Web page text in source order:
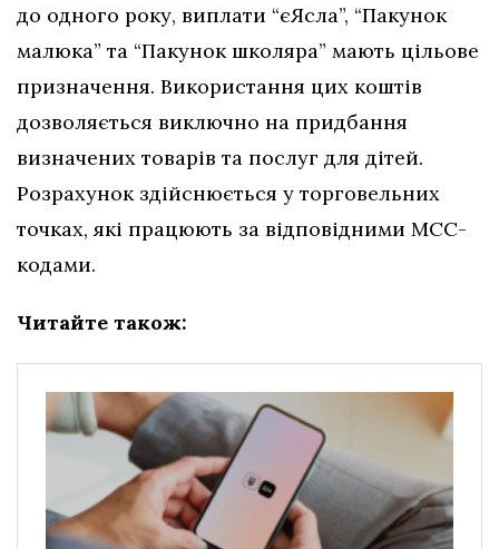
до одного року, виплати “єЯсла”, “Пакунок
малюка” та “Пакунок школяра” мають цільове
призначення. Використання цих коштів
дозволяється виключно на придбання
визначених товарів та послуг для дітей.
Розрахунок здійснюється у торговельних
точках, які працюють за відповідними МСС-
кодами.
Читайте також: